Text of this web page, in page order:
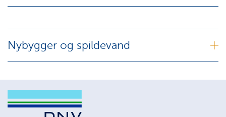
Nybygger og spildevand